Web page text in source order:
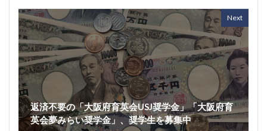
Next
返済不要の「大阪府育英会USJ奨学金」「大阪府育
英会夢みらい奨学金」、奨学生を募集中